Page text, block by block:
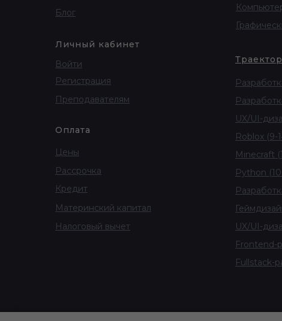
UX/UI-
UX/UI-
Frontend-
Fullstack-
Roblox (9-
Minecraft
Python
Личный кабинет
Войти
Регистрация
Преподавателям
Блог
Оплата
Цены
Рассрочка
Кредит
Материнский капитал
Налоговый вычет